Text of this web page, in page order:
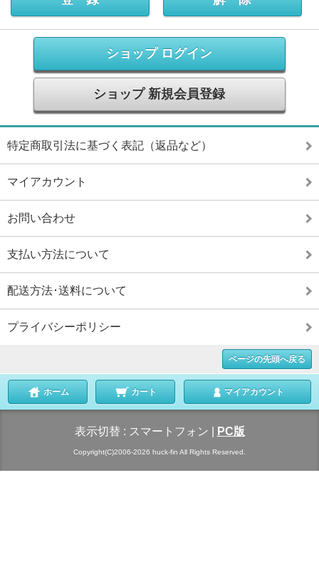
ショップ ログイン
ショップ 新規会員登録
特定商取引法に基づく表記（返品など）
マイアカウント
お問い合わせ
支払い方法について
配送方法･送料について
プライバシーポリシー
ページの先頭へ戻る
ホーム カート マイアカウント
表示切替 : スマートフォン PC版
Copyright(C)2006-2026 huck-fin All Rights Reserved.